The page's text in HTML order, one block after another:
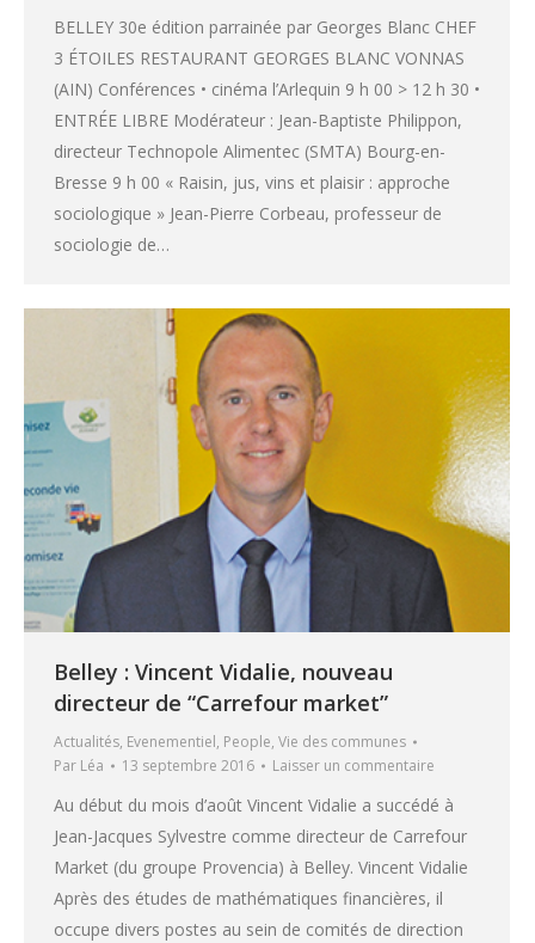
BELLEY 30e édition parrainée par Georges Blanc CHEF
3 ÉTOILES RESTAURANT GEORGES BLANC VONNAS
(AIN) Conférences • cinéma l’Arlequin 9 h 00 > 12 h 30 •
ENTRÉE LIBRE Modérateur : Jean-Baptiste Philippon,
directeur Technopole Alimentec (SMTA) Bourg-en-
Bresse 9 h 00 « Raisin, jus, vins et plaisir : approche
sociologique » Jean-Pierre Corbeau, professeur de
sociologie de…
Belley : Vincent Vidalie, nouveau
directeur de “Carrefour market”
Actualités, Evenementiel, People, Vie des communes
Par Léa 13 septembre 2016 Laisser un commentaire
Au début du mois d’août Vincent Vidalie a succédé à
Jean-Jacques Sylvestre comme directeur de Carrefour
Market (du groupe Provencia) à Belley. Vincent Vidalie
Après des études de mathématiques financières, il
occupe divers postes au sein de comités de direction